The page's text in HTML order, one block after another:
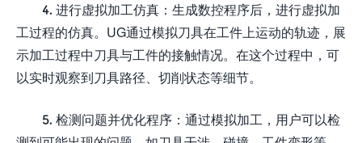
4. 进行虚拟加工仿真：生成数控程序后，进行虚拟加
工过程的仿真。UG通过模拟刀具在工件上运动的轨迹，展
示加工过程中刀具与工件的接触情况。在这个过程中，可
以实时观察到刀具路径、切削状态等细节。
5. 检测问题并优化程序：通过模拟加工，用户可以检